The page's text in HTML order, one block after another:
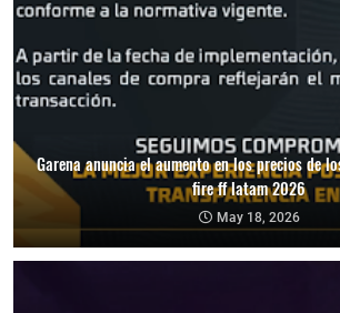
Garena anuncia el aumento en los precios de
fire ff latam 2026
May 18, 2026